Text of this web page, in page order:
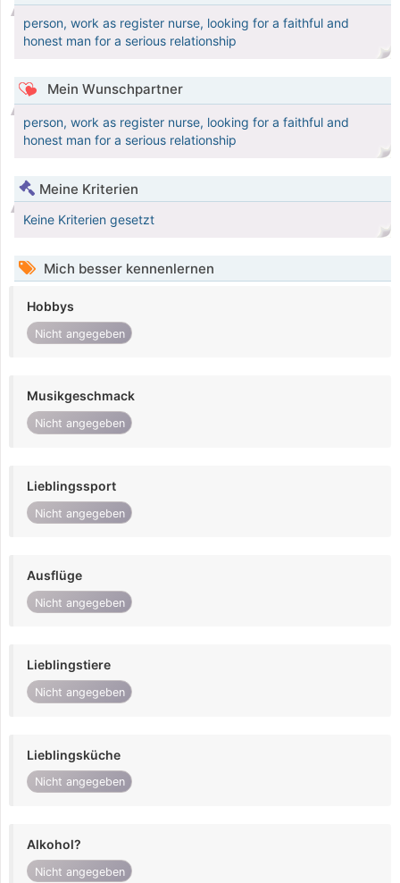
person, work as register nurse, looking for a faithful and
honest man for a serious relationship
Mein Wunschpartner
person, work as register nurse, looking for a faithful and
honest man for a serious relationship
Meine Kriterien
Keine Kriterien gesetzt
Mich besser kennenlernen
Hobbys
Nicht angegeben
Musikgeschmack
Nicht angegeben
Lieblingssport
Nicht angegeben
Ausflüge
Nicht angegeben
Lieblingstiere
Nicht angegeben
Lieblingsküche
Nicht angegeben
Alkohol?
Nicht angegeben